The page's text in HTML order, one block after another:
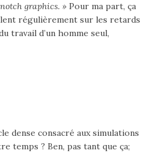
graphics. » Pour ma part, ça
régulièrement sur les retards
travail d’un homme seul,
dense consacré aux simulations
temps ? Ben, pas tant que ça;